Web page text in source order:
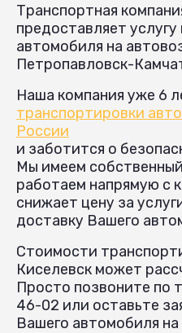
Транспортная
предоставляет услугу
автомобиля на
Петропавловск-
Наша компания уже 6
транспортировки
России
и заботится о
Мы имеем
работаем напрямую с
снижает цену за
доставку Вашего
Стоимости
Киселевск может
Просто позвоните по
46-02 или оставьте
Вашего автомобиля на